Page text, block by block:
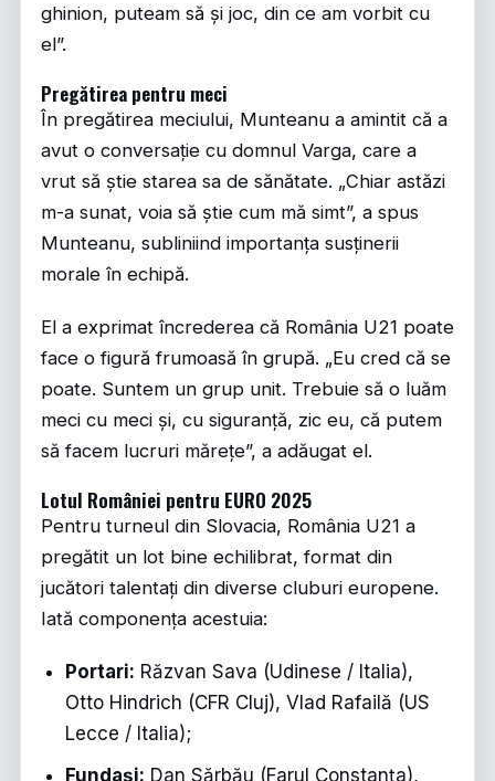
ghinion, puteam să și joc, din ce am vorbit cu
el”.
Pregătirea pentru meci
În pregătirea meciului, Munteanu a amintit că a
avut o conversație cu domnul Varga, care a
vrut să știe starea sa de sănătate. „Chiar astăzi
m-a sunat, voia să știe cum mă simt”, a spus
Munteanu, subliniind importanța susținerii
morale în echipă.
El a exprimat încrederea că România U21 poate
face o figură frumoasă în grupă. „Eu cred că se
poate. Suntem un grup unit. Trebuie să o luăm
meci cu meci și, cu siguranță, zic eu, că putem
să facem lucruri mărețe”, a adăugat el.
Lotul României pentru EURO 2025
Pentru turneul din Slovacia, România U21 a
pregătit un lot bine echilibrat, format din
jucători talentați din diverse cluburi europene.
Iată componența acestuia:
Portari: Răzvan Sava (Udinese / Italia),
Otto Hindrich (CFR Cluj), Vlad Rafailă (US
Lecce / Italia);
Fundași: Dan Sărbău (Farul Constanța),